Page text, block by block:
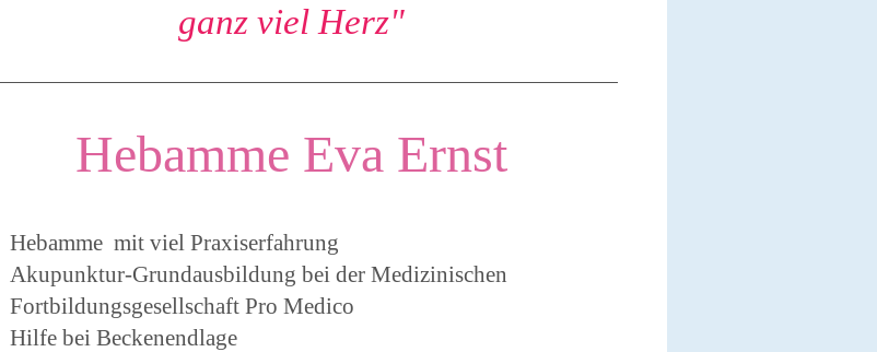
ganz viel Herz"
Hebamme Eva Ernst
Hebamme mit viel Praxiserfahrung
Akupunktur-Grundausbildung bei der Medizinischen
Fortbildungsgesellschaft Pro Medico
Hilfe bei Beckenendlage